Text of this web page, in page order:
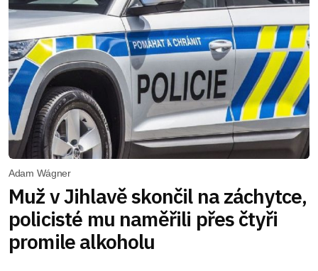
Adam Wágner
Muž v Jihlavě skončil na záchytce,
policisté mu naměřili přes čtyři
promile alkoholu